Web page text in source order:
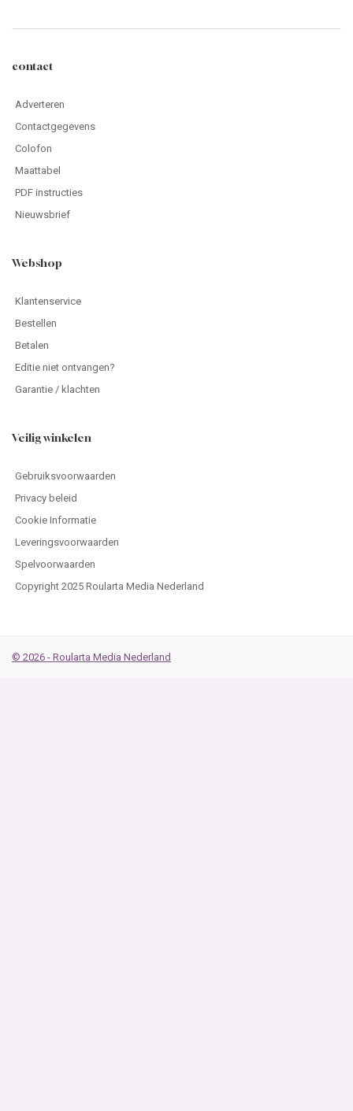
contact
Adverteren
Contactgegevens
Colofon
Maattabel
PDF instructies
Nieuwsbrief
Webshop
Klantenservice
Bestellen
Betalen
Editie niet ontvangen?
Garantie / klachten
Veilig winkelen
Gebruiksvoorwaarden
Privacy beleid
Cookie Informatie
Leveringsvoorwaarden
Spelvoorwaarden
Copyright 2025 Roularta Media Nederland
© 2026 - Roularta Media Nederland